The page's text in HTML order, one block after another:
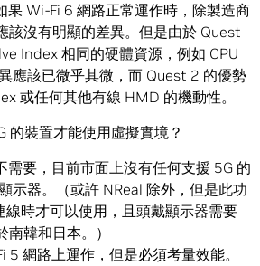
果 Wi-Fi 6 網路正常運作時，除製造商
該沒有明顯的差異。但是由於 Quest
Index 相同的硬體資源，例如 CPU
應該已微乎其微，而 Quest 2 的優勢
或任何其他有線 HMD 的機動性。
的裝置才能使用虛擬實境？
需要，目前市面上沒有任何支援 5G 的
示器。（或許 NReal 除外，但是此功
線時才可以使用，且頭戴顯示器需要
韓和日本。）
5 網路上運作，但是必須考量效能。